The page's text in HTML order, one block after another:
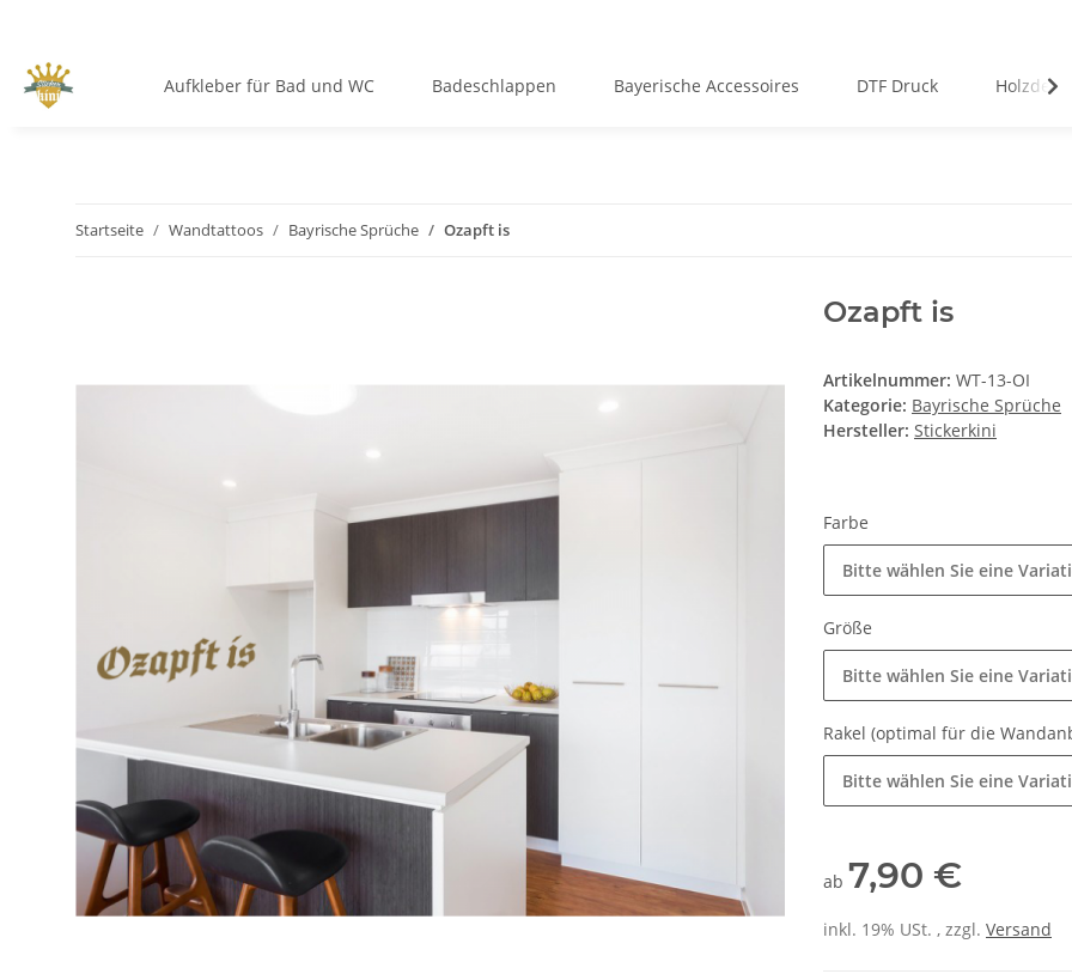
Aufkleber für Bad und WC Badeschlappen Bayerische Accessoires DTF Druck Holzdeko
Startseite Wandtattoos Bayrische Sprüche Ozapft is
Ozapft is
Artikelnummer: WT-13-OI
Kategorie: Bayrische Sprüche
Hersteller: Stickerkini
Farbe
Bitte wählen Sie eine
Größe
Bitte wählen Sie eine
Rakel (optimal für die
Bitte wählen Sie eine
ab 7,90 €
inkl. 19% USt. , zzgl. Versand